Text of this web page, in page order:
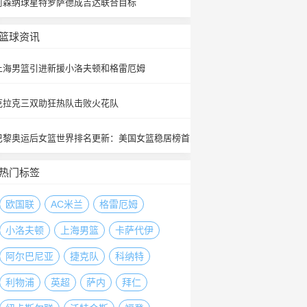
森纳球星特罗萨德成吉达联合目标
球资讯
海男篮引进新援小洛夫顿和格雷厄姆
拉克三双助狂热队击败火花队
黎奥运后女篮世界排名更新：美国女篮稳居榜首
门标签
欧国联 AC米兰 格雷厄姆
小洛夫顿 上海男篮 卡萨代伊
阿尔巴尼亚 捷克队 科纳特
利物浦 英超 萨内 拜仁